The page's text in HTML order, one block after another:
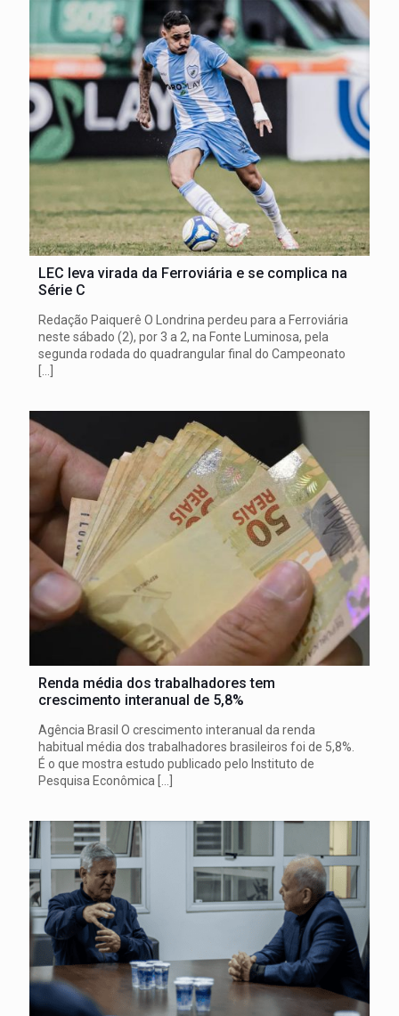
LEC leva virada da Ferroviária e se complica na
Série C
Redação Paiquerê O Londrina perdeu para a Ferroviária
neste sábado (2), por 3 a 2, na Fonte Luminosa, pela
segunda rodada do quadrangular final do Campeonato
[…]
Renda média dos trabalhadores tem
crescimento interanual de 5,8%
Agência Brasil O crescimento interanual da renda
habitual média dos trabalhadores brasileiros foi de 5,8%.
É o que mostra estudo publicado pelo Instituto de
Pesquisa Econômica